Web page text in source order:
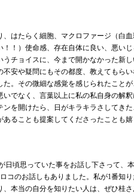
はたらく細胞、マクロファージ（白血
！）使命感、存在自体に良い、悪い
チョイスに、今まで開かなかった新
安や疑問にもその都度、教えてもら
。その微細な感覚を感じられたこと
でなく、言葉以上に私の私自身の解
を開けたら、日がキラキラさしてき
ることも提案してくださったことも
頃思っていた事をお話し下さって、
コのお話しもありました。私が1番知
本当の自分を知りたい人は、ぜひ桂